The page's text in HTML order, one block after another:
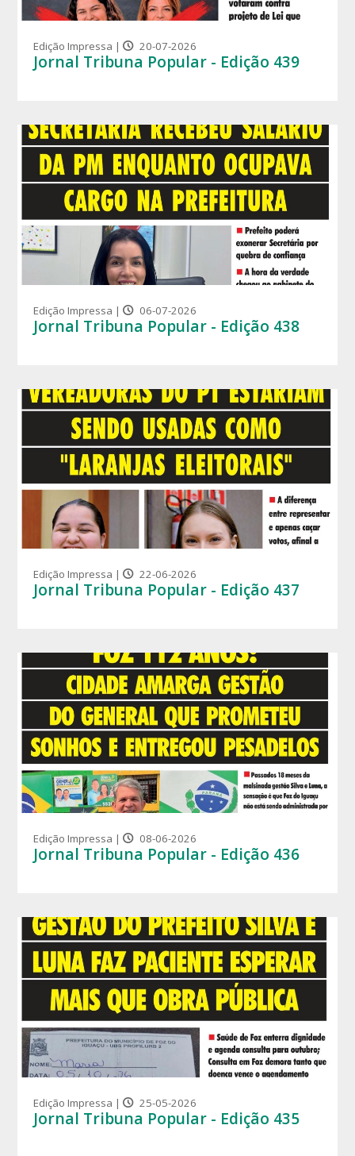
Edição Impressa | 20-07-2026
Jornal Tribuna Popular - Edição 439
Edição Impressa | 06-07-2026
Jornal Tribuna Popular - Edição 438
Edição Impressa | 22-06-2026
Jornal Tribuna Popular - Edição 437
Edição Impressa | 08-06-2026
Jornal Tribuna Popular - Edição 436
Edição Impressa | 25-05-2026
Jornal Tribuna Popular - Edição 435